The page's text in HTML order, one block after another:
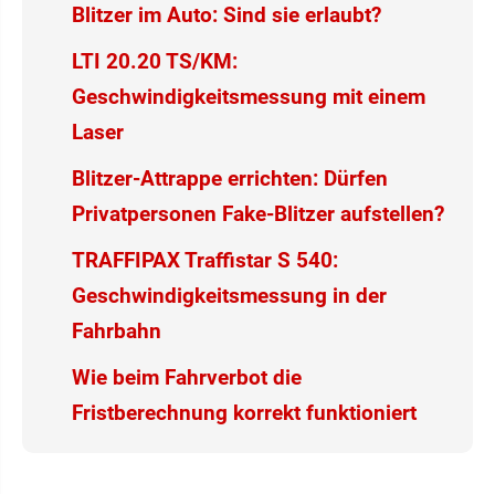
Blitzer im Auto: Sind sie erlaubt?
LTI 20.20 TS/KM:
Geschwindigkeitsmessung mit einem
Laser
Blitzer-Attrappe errichten: Dürfen
Privatpersonen Fake-Blitzer aufstellen?
TRAFFIPAX Traffistar S 540:
Geschwindigkeitsmessung in der
Fahrbahn
Wie beim Fahrverbot die
Fristberechnung korrekt funktioniert